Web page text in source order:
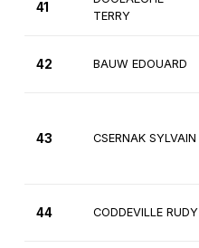
41
TERRY
42 BAUW EDOUARD
43 CSERNAK SYLVAIN
44 CODDEVILLE RUDY